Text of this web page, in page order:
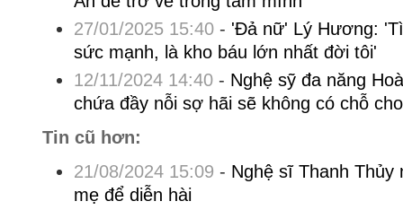
27/01/2025 15:40- 'Đả nữ' Lý Hương:
sức mạnh, là kho báu lớn nhất đời tôi'
12/11/2024 14:40- Nghệ sỹ đa năng
chứa đầy nỗi sợ hãi sẽ không có chỗ
Tin cũ hơn:
21/08/2024 15:09 - Nghệ sĩ Thanh Thủy
mẹ để diễn hài